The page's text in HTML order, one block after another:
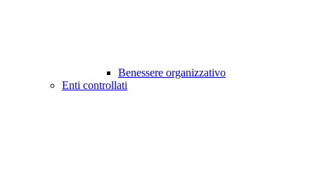
Benessere organizzativo
Enti controllati